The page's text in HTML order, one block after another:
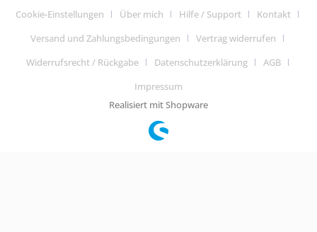
Cookie-Einstellungen Über mich Hilfe / Support
Kontakt
Versand und Zahlungsbedingungen
Vertrag widerrufen
Widerrufsrecht / Rückgabe
Datenschutzerklärung
AGB
Impressum
Realisiert mit Shopware